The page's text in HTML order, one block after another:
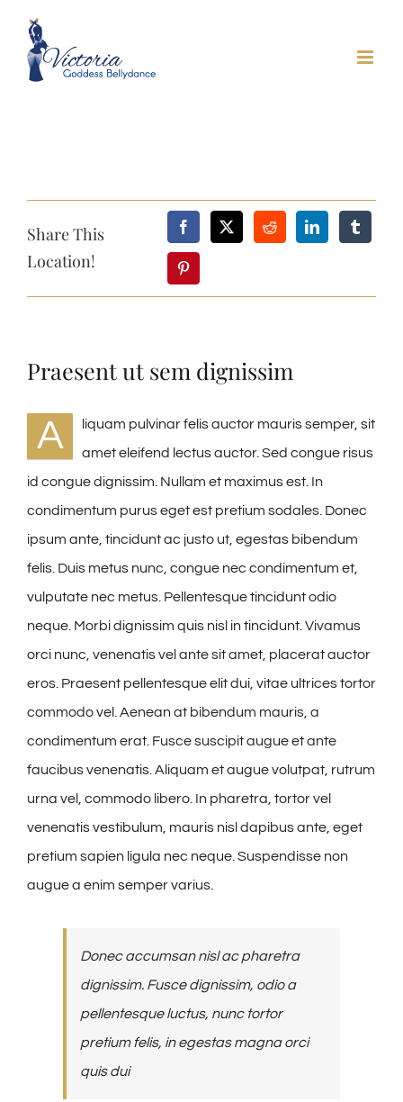
content
Share This
Location!
Praesent ut sem dignissim
A
liquam pulvinar felis auctor mauris semper, sit
amet eleifend lectus auctor. Sed congue risus
id congue dignissim. Nullam et maximus est. In
condimentum purus eget est pretium sodales. Donec
ipsum ante, tincidunt ac justo ut, egestas bibendum
felis. Duis metus nunc, congue nec condimentum et,
vulputate nec metus. Pellentesque tincidunt odio
neque. Morbi dignissim quis nisl in tincidunt. Vivamus
orci nunc, venenatis vel ante sit amet, placerat auctor
eros. Praesent pellentesque elit dui, vitae ultrices tortor
commodo vel. Aenean at bibendum mauris, a
condimentum erat. Fusce suscipit augue et ante
faucibus venenatis. Aliquam et augue volutpat, rutrum
urna vel, commodo libero. In pharetra, tortor vel
venenatis vestibulum, mauris nisl dapibus ante, eget
pretium sapien ligula nec neque. Suspendisse non
augue a enim semper varius.
Donec accumsan nisl ac pharetra
dignissim. Fusce dignissim, odio a
pellentesque luctus, nunc tortor
pretium felis, in egestas magna orci
quis dui